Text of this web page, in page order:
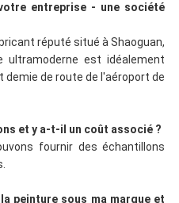
entreprise - une société
réputé situé à Shaoguan,
ultramoderne est idéalement
de route de l'aéroport de
et y a-t-il un coût associé ?
fournir des échantillons
peinture sous ma marque et